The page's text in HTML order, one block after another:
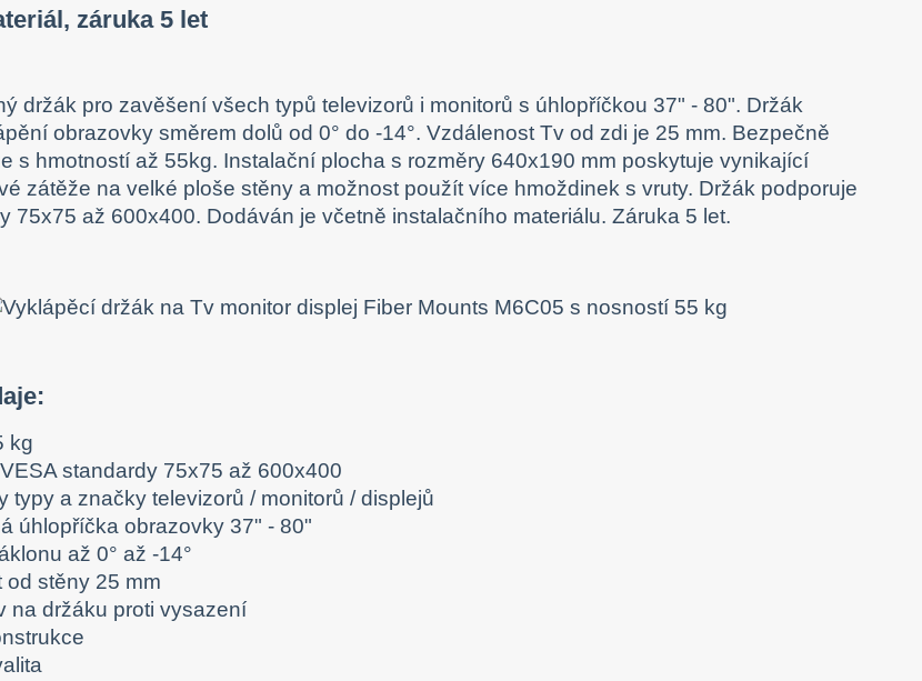
záruka 5 let
držák pro zavěšení všech typů televizorů i monitorů s úhlopříčkou 37" - 80". Držák
obrazovky směrem dolů od 0° do -14°. Vzdálenost Tv od zdi je 25 mm. Bezpečně
s hmotností až 55kg. Instalační plocha s rozměry 640x190 mm poskytuje vynikající
zátěže na velké ploše stěny a možnost použít více hmoždinek s vruty. Držák podporuje
75x75 až 600x400. Dodáván je včetně instalačního materiálu. Záruka 5 let.
kg
standardy 75x75 až 600x400
typy a značky televizorů / monitorů / displejů
úhlopříčka obrazovky 37" - 80"
až 0° až -14°
od stěny 25 mm
na držáku proti vysazení